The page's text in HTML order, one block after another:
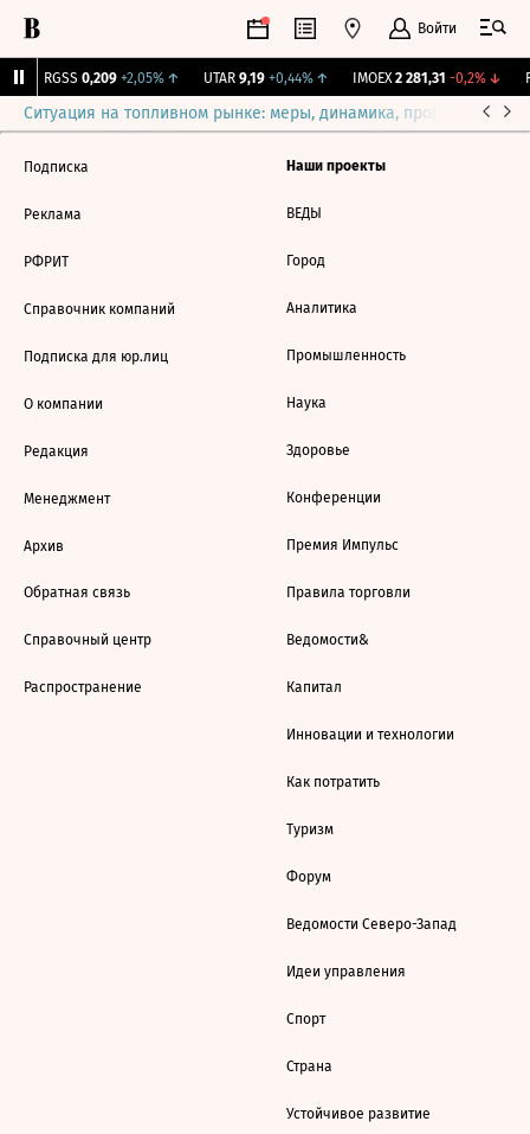
Войти
RGSS 0,209 +2,05%↑ UTAR 9,19 +0,44%↑ IMOEX 2 281,31 -0,2%↓
Ситуация на топливном рынке: меры, динамика, прогнозы
Подписка
Реклама
РФРИТ
Справочник компаний
Подписка для юр.лиц
О компании
Редакция
Менеджмент
Архив
Обратная связь
Справочный центр
Распространение
Наши проекты
ВЕДЫ
Город
Аналитика
Промышленность
Наука
Здоровье
Конференции
Премия Импульс
Правила торговли
Ведомости&
Капитал
Инновации и технологии
Как потратить
Туризм
Форум
Ведомости Северо-Запад
Идеи управления
Спорт
Страна
Устойчивое развитие